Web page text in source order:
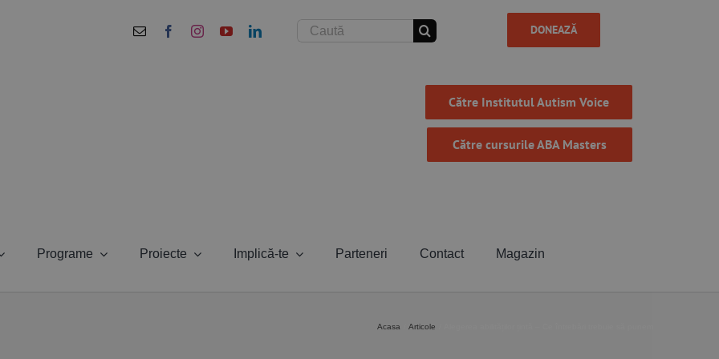
Cautare... DONEAZĂ
Către Institutul Autism Voice
Către cursurile ABA Masters
Programe Proiecte Implică-te Parteneri Contact Magazin
Acasa Articole